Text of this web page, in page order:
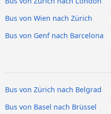
Bus von Wien nach Zürich
Bus von Genf nach Barcelona
Bus von Zürich nach Belgrad
Bus von Basel nach Brüssel